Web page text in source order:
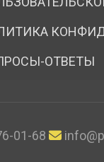
ОТВЕТЫ
01-68